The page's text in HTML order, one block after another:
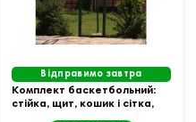
Відправимо завтра
Комплект баскетбольний:
стійка, щит, кошик і сітка,